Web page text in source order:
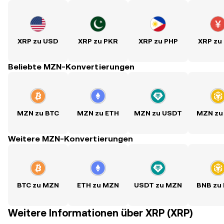
XRP zu USD XRP zu PKR XRP zu PHP XRP zu
Beliebte MZN-Konvertierungen
MZN zu BTC MZN zu ETH MZN zu USDT MZN
Weitere MZN-Konvertierungen
BTC zu MZN ETH zu MZN USDT zu MZN BNB zu
Weitere Informationen über XRP (XRP)